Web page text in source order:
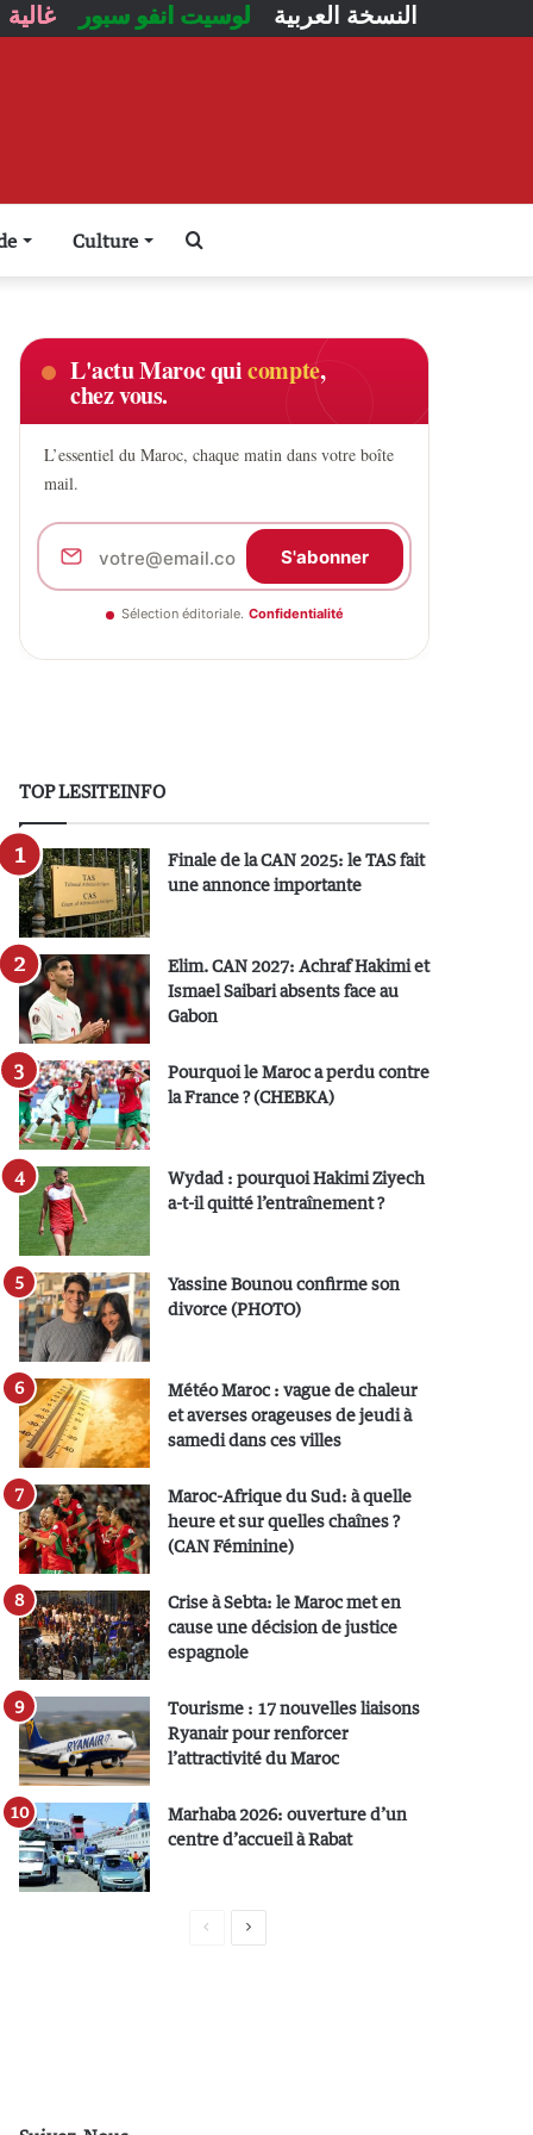
غالية لوسيت انفو سبور النسخة العربية
Culture
L'actu Maroc quicompte,
chez vous.
L’essentiel du Maroc, chaque matin dans votre boîte
mail.
S'abonner
Sélection éditoriale. Confidentialité
TOP LESITEINFO
Finale de la CAN 2025: le TAS fait
une annonce importante
Elim. CAN 2027: Achraf Hakimi et
Ismael Saibari absents face au
Gabon
Pourquoi le Maroc a perdu contre
la France ? (CHEBKA)
Wydad : pourquoi Hakimi Ziyech
a-t-il quitté l’entraînement ?
Yassine Bounou confirme son
divorce (PHOTO)
Météo Maroc : vague de chaleur
et averses orageuses de jeudi à
samedi dans ces villes
Maroc-Afrique du Sud: à quelle
heure et sur quelles chaînes ?
(CAN Féminine)
Crise à Sebta: le Maroc met en
cause une décision de justice
espagnole
Tourisme : 17 nouvelles liaisons
Ryanair pour renforcer
l’attractivité du Maroc
Marhaba 2026: ouverture d’un
centre d’accueil à Rabat
P